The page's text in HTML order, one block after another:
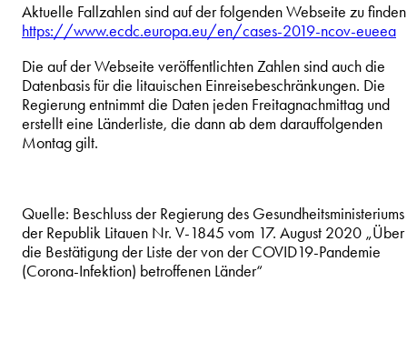
Aktuelle Fallzahlen sind auf der folgenden Webseite zu
https://www.ecdc.europa.eu/en/cases-2019-ncov-eueea
Die auf der Webseite veröffentlichten Zahlen sind auch die
Datenbasis für die litauischen Einreisebeschränkungen. Die
Regierung entnimmt die Daten jeden Freitagnachmittag und
erstellt eine Länderliste, die dann ab dem darauffolgenden
Montag gilt.
Quelle: Beschluss der Regierung des Gesundheitsministeriums
der Republik Litauen Nr. V-1845 vom 17. August 2020 „Über
die Bestätigung der Liste der von der COVID19-Pandemie
(Corona-Infektion) betroffenen Länder“